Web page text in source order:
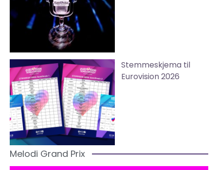
Stemmeskjema til
Eurovision 2026
Melodi Grand Prix